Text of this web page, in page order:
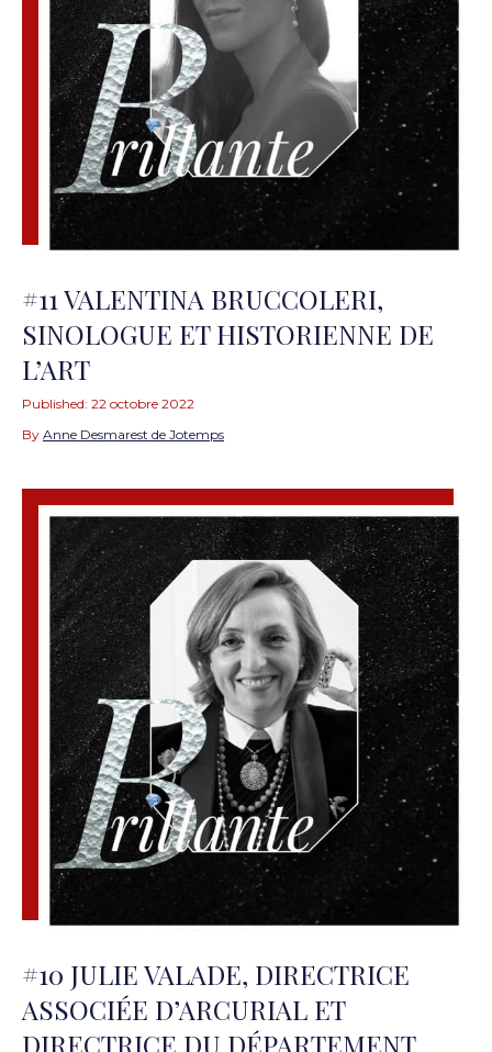
#11 VALENTINA BRUCCOLERI,
SINOLOGUE ET HISTORIENNE DE
L’ART
Published: 22 octobre 2022
By Anne Desmarest de Jotemps
#10 JULIE VALADE, DIRECTRICE
ASSOCIÉE D’ARCURIAL ET
DIRECTRICE DU DÉPARTEMENT